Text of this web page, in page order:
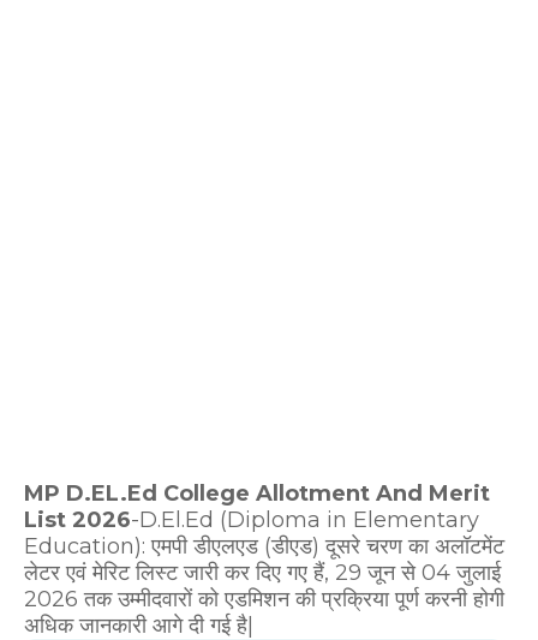
MP D.EL.Ed College Allotment And Merit
List 2026-D.El.Ed (Diploma in Elementary
Education): एमपी डीएलएड (डीएड) दूसरे चरण का अलॉटमेंट
लेटर एवं मेरिट लिस्ट जारी कर दिए गए हैं, 29 जून से 04 जुलाई
2026 तक उम्मीदवारों को एडमिशन की प्रक्रिया पूर्ण करनी होगी
अधिक जानकारी आगे दी गई है|